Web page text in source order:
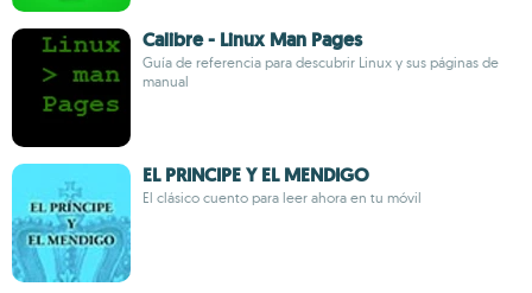
Calibre - Linux Man Pages
Guía de referencia para descubrir Linux y sus páginas de
manual
EL PRINCIPE Y EL MENDIGO
El clásico cuento para leer ahora en tu móvil